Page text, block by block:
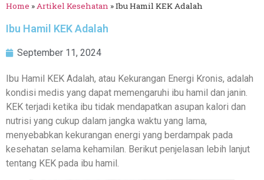
Home »Artikel Kesehatan »Ibu Hamil KEK Adalah
Ibu Hamil KEK Adalah
September 11, 2024
Ibu Hamil KEK Adalah, atau Kekurangan Energi Kronis, adalah
kondisi medis yang dapat memengaruhi ibu hamil dan janin.
KEK terjadi ketika ibu tidak mendapatkan asupan kalori dan
nutrisi yang cukup dalam jangka waktu yang lama,
menyebabkan kekurangan energi yang berdampak pada
kesehatan selama kehamilan. Berikut penjelasan lebih lanjut
tentang KEK pada ibu hamil.